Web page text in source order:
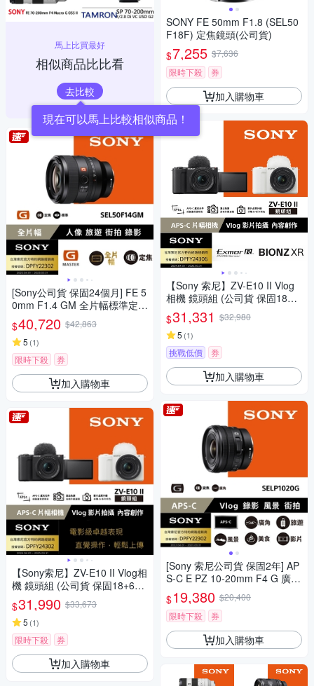
馬上比買最好
相似商品比比看
去比較
現在可以馬上比較相似商品！
[Sony公司貨 保固24個月] FE 5
0mm F1.4 GM 全片幅標準定焦
鏡頭 SEL50F14GM
$40,720 $42,863
5 (1)
限時下殺 券
加入購物車
【Sony索尼】ZV-E10 II Vlog相
機 鏡頭組 (公司貨 保固18+6個
月)
$31,990 $33,673
5 (1)
限時下殺 券
加入購物車
SONY FE 50mm F1.8 (SEL50
F18F) 定焦鏡頭(公司貨)
$7,255 $7,636
限時下殺
券
加入購物車
【Sony 索尼】ZV-E10 II Vlog
相機 鏡頭組 (公司貨 保固18+6
個月)
$31,331 $32,980
5 (1)
挑戰低價 券
加入購物車
[Sony 索尼公司貨 保固2年] AP
S-C E PZ 10-20mm F4 G 廣角
電動變焦鏡 SELP1020G
$19,380 $20,400
限時下殺
券
加入購物車